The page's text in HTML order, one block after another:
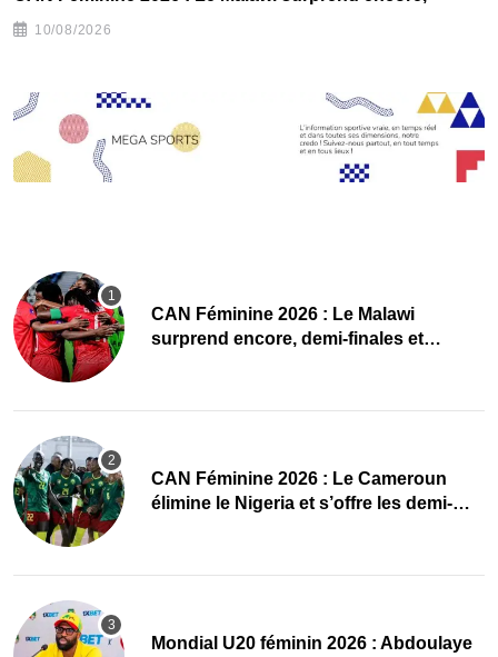
10/08/2026
CAN Féminine 2026 : Le Malawi
surprend encore, demi-finales et
CAN Féminine 2026 : Le Cameroun
élimine le Nigeria et s’offre les demi-
Mondial U20 féminin 2026 : Abdoulaye